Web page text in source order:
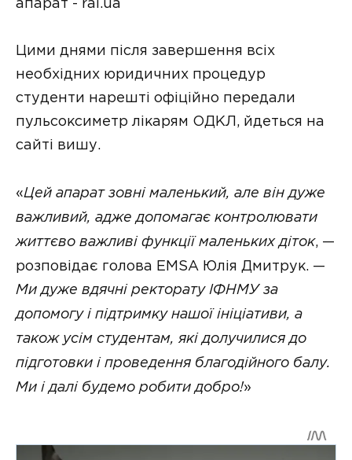
Цими днями після завершення всіх
необхідних юридичних процедур
студенти нарешті офіційно передали
пульсоксиметр лікарям ОДКЛ, йдеться на
сайті вишу.
«Цей апарат зовні маленький, але він дуже
важливий, адже допомагає контролювати
життєво важливі функції маленьких діток, —
розповідає голова EMSA Юлія Дмитрук. —
Ми дуже вдячні ректорату ІФНМУ за
допомогу і підтримку нашої ініціативи, а
також усім студентам, які долучилися до
підготовки і проведення благодійного балу.
Ми і далі будемо робити добро!»